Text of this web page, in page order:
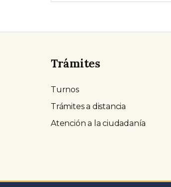
Trámites
Turnos
Trámites a distancia
Atención a la ciudadanía